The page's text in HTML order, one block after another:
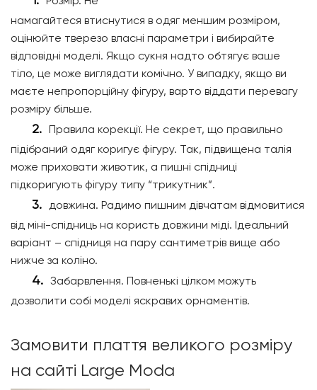
намагайтеся втиснутися в одяг меншим розміром,
оцінюйте тверезо власні параметри і вибирайте
відповідні моделі. Якщо сукня надто обтягує ваше
тіло, це може виглядати комічно. У випадку, якщо ви
маєте непропорційну фігуру, варто віддати перевагу
розміру більше.
Правила корекції. Не секрет, що правильно
підібраний одяг коригує фігуру. Так, підвищена талія
може приховати животик, а пишні спідниці
підкоригують фігуру типу “трикутник”.
довжина. Радимо пишним дівчатам відмовитися
від міні-спідниць на користь довжини міді. Ідеальний
варіант – спідниця на пару сантиметрів вище або
нижче за коліно.
Забарвлення. Повненькі цілком можуть
дозволити собі моделі яскравих орнаментів.
Замовити плаття великого розміру
на сайті Large Moda